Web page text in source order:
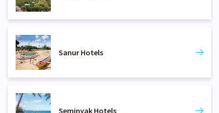
Sanur Hotels
Seminyak Hotels